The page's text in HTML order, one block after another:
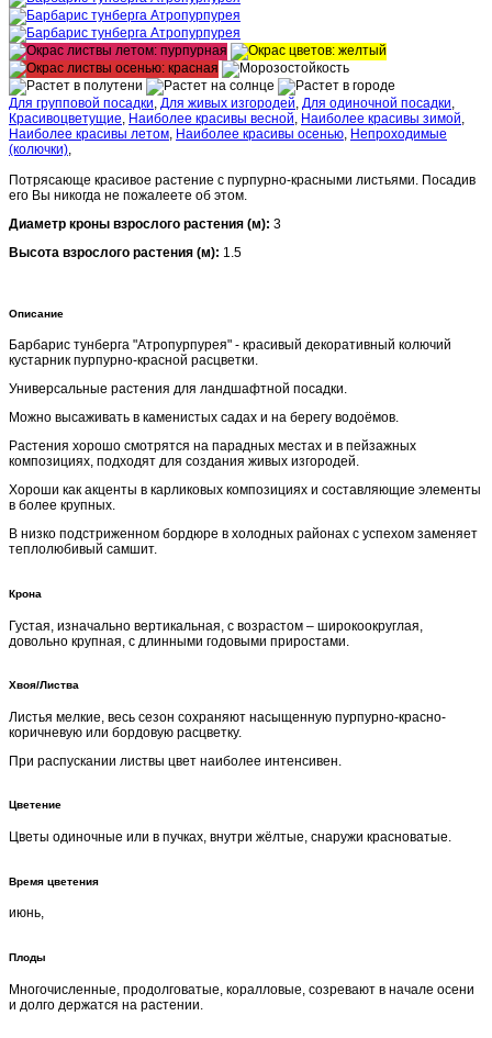
Для групповой посадки, Для живых изгородей, Для одиночной посадки,
Красивоцветущие, Наиболее красивы весной, Наиболее красивы зимой,
Наиболее красивы летом, Наиболее красивы осенью, Непроходимые
(колючки),
Потрясающе красивое растение с пурпурно-красными листьями. Посадив
его Вы никогда не пожалеете об этом.
Диаметр кроны взрослого растения (м): 3
Высота взрослого растения (м): 1.5
Описание
Барбарис тунберга "Aтропурпурея" - красивый декоративный колючий
кустарник пурпурно-красной расцветки.
Универсальные растения для ландшафтной посадки.
Можно высаживать в каменистых садах и на берегу водоёмов.
Растения хорошо смотрятся на парадных местах и в пейзажных
композициях, подходят для создания живых изгородей.
Хороши как акценты в карликовых композициях и составляющие элементы
в более крупных.
В низко подстриженном бордюре в холодных районах с успехом заменяет
теплолюбивый самшит.
Крона
Густая, изначально вертикальная, с возрастом – широкоокруглая,
довольно крупная, с длинными годовыми приростами.
Хвоя/Листва
Листья мелкие, весь сезон сохраняют насыщенную пурпурно-красно-
коричневую или бордовую расцветку.
При распускании листвы цвет наиболее интенсивен.
Цветение
Цветы одиночные или в пучках, внутри жёлтые, снаружи красноватые.
Время цветения
июнь,
Плоды
Многочисленные, продолговатые, коралловые, созревают в начале осени
и долго держатся на растении.